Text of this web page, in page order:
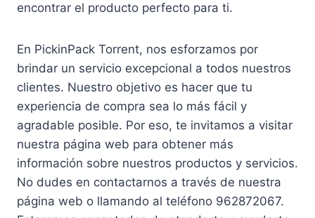
encontrar el producto perfecto para ti.
En PickinPack Torrent, nos esforzamos por
brindar un servicio excepcional a todos nuestros
clientes. Nuestro objetivo es hacer que tu
experiencia de compra sea lo más fácil y
agradable posible. Por eso, te invitamos a visitar
nuestra página web para obtener más
información sobre nuestros productos y servicios.
No dudes en contactarnos a través de nuestra
página web o llamando al teléfono 962872067.